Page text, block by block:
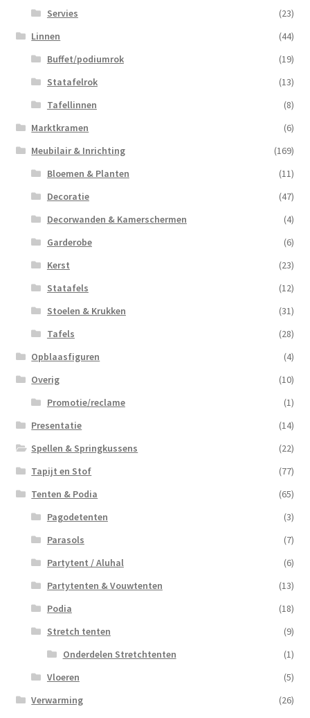
Servies
(23)
Linnen
(44)
Buffet/podiumrok
(19)
Statafelrok
(13)
Tafellinnen
(8)
Marktkramen
(6)
Meubilair & Inrichting
(169)
Bloemen & Planten
(11)
Decoratie
(47)
Decorwanden & Kamerschermen
(4)
Garderobe
(6)
Kerst
(23)
Statafels
(12)
Stoelen & Krukken
(31)
Tafels
(28)
Opblaasfiguren
(4)
Overig
(10)
Promotie/reclame
(1)
Presentatie
(14)
Spellen & Springkussens
(22)
Tapijt en Stof
(77)
Tenten & Podia
(65)
Pagodetenten
(3)
Parasols
(7)
Partytent / Aluhal
(6)
Partytenten & Vouwtenten
(13)
Podia
(18)
Stretch tenten
(9)
Onderdelen Stretchtenten
(1)
Vloeren
(5)
Verwarming
(26)